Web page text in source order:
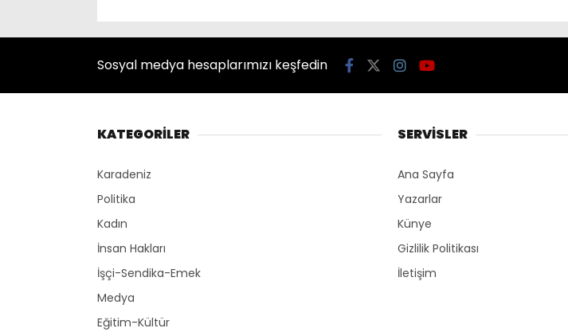
Sosyal medya hesaplarımızı keşfedin
KATEGORİLER
Karadeniz
Politika
Kadın
İnsan Hakları
İşçi-Sendika-Emek
Medya
Eğitim-Kültür
SERVİSLER
Ana Sayfa
Yazarlar
Künye
Gizlilik Politikası
İletişim